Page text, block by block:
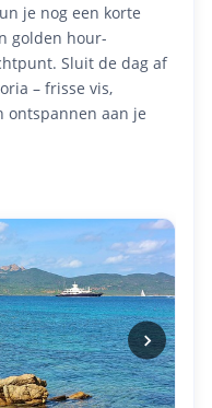
je nog een korte
golden hour-
Sluit de dag af
– frisse vis,
ontspannen aan je